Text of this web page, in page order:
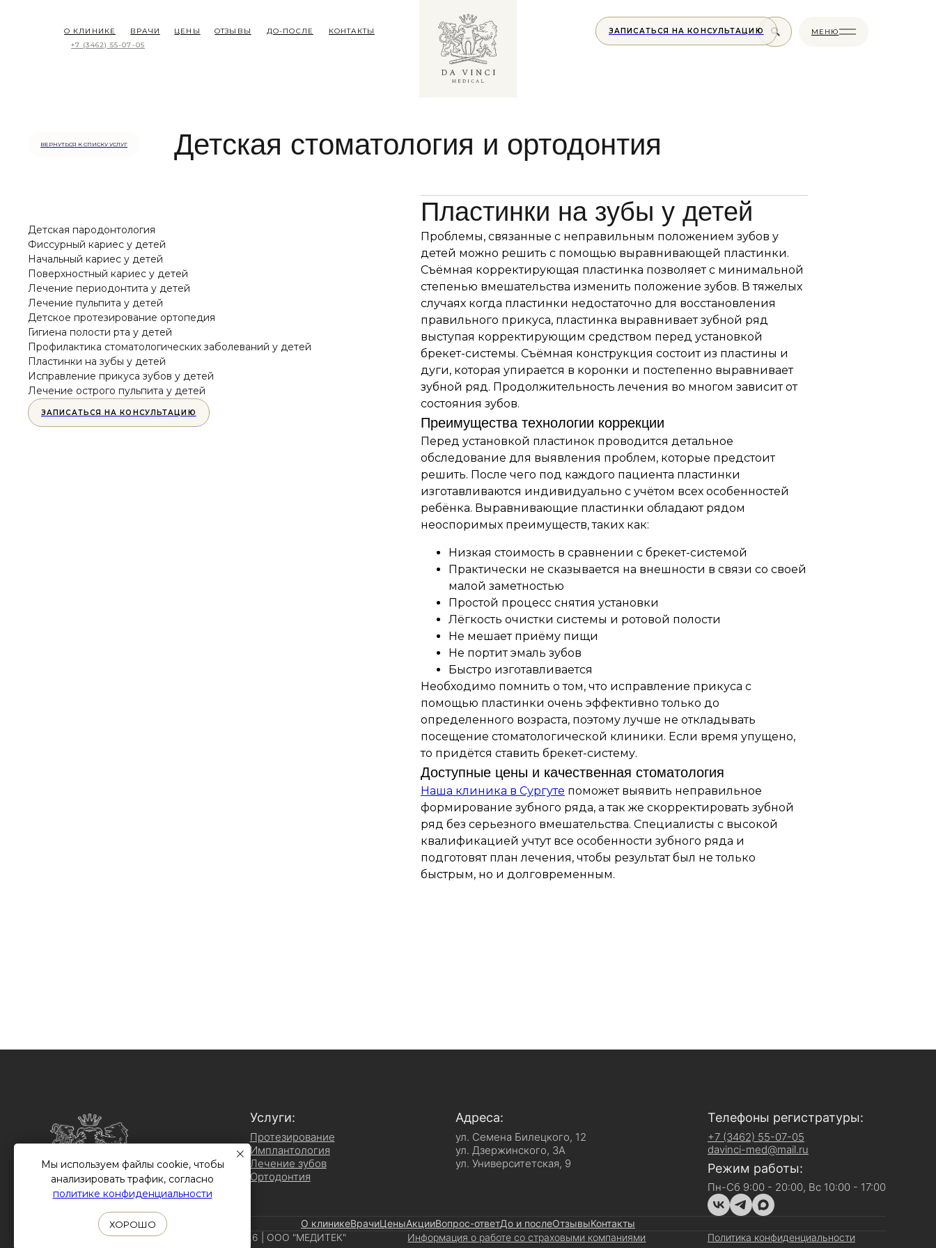
КОНТАКТЫ
ДО-ПОСЛЕ
ОТЗЫВЫ
ЦЕНЫ
ВРАЧИ
О КЛИНИКЕ
+7 (3462) 55-07-05
МЕНЮ
ЗАПИСАТЬСЯ НА КОНСУЛЬТАЦИЮ
Детская стоматология и ортодонтия
ВЕРНУТЬСЯ К СПИСКУ УСЛУГ
Детская пародонтология
Фиссурный кариес у детей
Начальный кариес у детей
Поверхностный кариес у детей
Лечение периодонтита у детей
Лечение пульпита у детей
Детское протезирование ортопедия
Гигиена полости рта у детей
Профилактика стоматологических заболеваний у детей
Пластинки на зубы у детей
Исправление прикуса зубов у детей
Лечение острого пульпита у детей
ЗАПИСАТЬСЯ НА КОНСУЛЬТАЦИЮ
Пластинки на зубы у детей
Проблемы, связанные с неправильным положением зубов у
детей можно решить с помощью выравнивающей пластинки.
Съёмная корректирующая пластинка позволяет с минимальной
степенью вмешательства изменить положение зубов. В тяжелых
случаях когда пластинки недостаточно для восстановления
правильного прикуса, пластинка выравнивает зубной ряд
выступая корректирующим средством перед установкой
брекет-системы. Съёмная конструкция состоит из пластины и
дуги, которая упирается в коронки и постепенно выравнивает
зубной ряд. Продолжительность лечения во многом зависит от
состояния зубов.
Преимущества технологии коррекции
Перед установкой пластинок проводится детальное
обследование для выявления проблем, которые предстоит
решить. После чего под каждого пациента пластинки
изготавливаются индивидуально с учётом всех особенностей
ребёнка. Выравнивающие пластинки обладают рядом
неоспоримых преимуществ, таких как:
Низкая стоимость в сравнении с брекет-системой
Практически не сказывается на внешности в связи со своей
малой заметностью
Простой процесс снятия установки
Лёгкость очистки системы и ротовой полости
Не мешает приёму пищи
Не портит эмаль зубов
Быстро изготавливается
Необходимо помнить о том, что исправление прикуса с
помощью пластинки очень эффективно только до
определенного возраста, поэтому лучше не откладывать
посещение стоматологической клиники. Если время упущено,
то придётся ставить брекет-систему.
Доступные цены и качественная стоматология
Наша клиника в Сургуте поможет выявить неправильное
формирование зубного ряда, а так же скорректировать зубной
ряд без серьезного вмешательства. Специалисты с высокой
квалификацией учтут все особенности зубного ряда и
подготовят план лечения, чтобы результат был не только
быстрым, но и долговременным.
Услуги:
Протезирование
Имплантология
Лечение зубов
Ортодонтия
Адреса:
ул. Семена Билецкого, 12
ул. Дзержинского, 3А
ул. Университетская, 9
Телефоны регистратуры:
+7 (3462) 55-07-05
davinci-med@mail.ru
Режим работы:
Пн-Сб 9:00 - 20:00, Вс 10:00 - 17:00
О клиникеВрачиЦеныАкцииВопрос-ответДо и послеОтзывыКонтакты
Стоматология «ДаВинчи» 2008-2026 | ООО "МЕДИТЕК"
Информация о работе со страховыми компаниями Политика конфиденциальности
Мы используем файлы cookie, чтобы
анализировать трафик, согласно
политике конфиденциальности
ХОРОШО